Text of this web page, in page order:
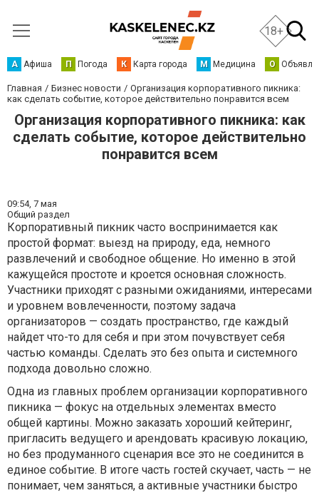
18+
А Афиша П Погода К Карта города М Медицина О
Главная Бизнес новости
Организация корпоративного пикника:
как сделать событие, которое действительно понравится всем
Организация корпоративного пикника: как
сделать событие, которое действительно
понравится всем
09:54, 7 мая
Общий раздел
Корпоративный пикник часто воспринимается как
простой формат: выезд на природу, еда, немного
развлечений и свободное общение. Но именно в этой
кажущейся простоте и кроется основная сложность.
Участники приходят с разными ожиданиями, интересами
и уровнем вовлеченности, поэтому задача
организаторов — создать пространство, где каждый
найдет что-то для себя и при этом почувствует себя
частью команды. Сделать это без опыта и системного
подхода довольно сложно.
Одна из главных проблем организации корпоративного
пикника — фокус на отдельных элементах вместо
общей картины. Можно заказать хороший кейтеринг,
пригласить ведущего и арендовать красивую локацию,
но без продуманного сценария все это не соединится в
единое событие. В итоге часть гостей скучает, часть — не
понимает, чем заняться, а активные участники быстро